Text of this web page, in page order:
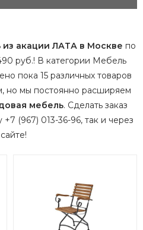
из акации ЛАТА в Москве по
руб.! В категории Мебель
пока 15 различных товаров
но мы постоянно расширяем
мебель. Сделать заказ
(967) 013-36-96, так и через